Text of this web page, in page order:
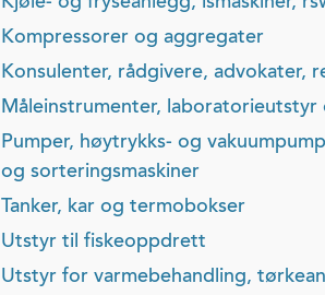
kompressorer og aggregater
konsulenter, rådgivere,
måleinstrumenter,
pumper, høytrykks- og vakuumpumper, strømsettere, vannfiltrering, ventiler, rør
og sorteringsmaskiner
tanker, kar og termobokser
utstyr til fiskeoppdrett
utstyr for varmebehandling,